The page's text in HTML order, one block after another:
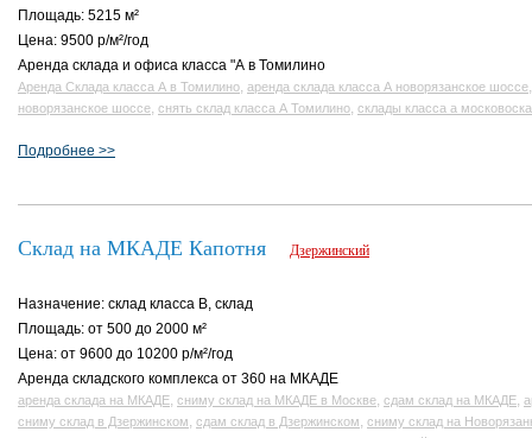
Площадь: 5215 м²
Цена: 9500 р/м²/год
Аренда склада и офиса класса "А в Томилино
Аренда Склада класса А в Томилино, аренда склада класса А новорязанское шоссе
новорязанское шоссе, снять склад класса А Томилино, склады класса а
Подробнее >>
Склад на МКАДЕ Капотня Дзержинский
Назначение: склад класса B, склад
Площадь: от 500 до 2000 м²
Цена: от 9600 до 10200 р/м²/год
Аренда складского комплекса от 360 на МКАДЕ
аренда склада на МКАДЕ, сниму склад на МКАДЕ в Москве, сдам склад на МКАДЕ,
сниму склад в Дзержинском, сдам склад в Дзержинском, сниму склад на